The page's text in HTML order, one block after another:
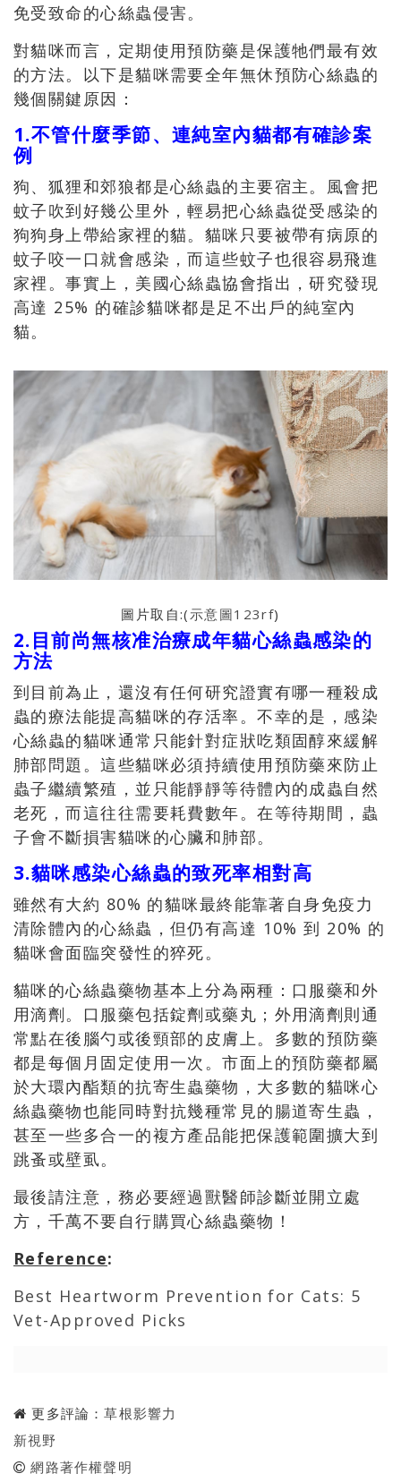
免受致命的心絲蟲侵害。
對貓咪而言，定期使用預防藥是保護牠們最有效
的方法。以下是貓咪需要全年無休預防心絲蟲的
幾個關鍵原因：
1.不管什麼季節、連純室內貓都有確診案
例
狗、狐狸和郊狼都是心絲蟲的主要宿主。風會把
蚊子吹到好幾公里外，輕易把心絲蟲從受感染的
狗狗身上帶給家裡的貓。貓咪只要被帶有病原的
蚊子咬一口就會感染，而這些蚊子也很容易飛進
家裡。事實上，美國心絲蟲協會指出，研究發現
高達 25% 的確診貓咪都是足不出戶的純室內
貓。
圖片取自:( 示意圖123rf)
2.目前尚無核准治療成年貓心絲蟲感染的
方法
到目前為止，還沒有任何研究證實有哪一種殺成
蟲的療法能提高貓咪的存活率。不幸的是，感染
心絲蟲的貓咪通常只能針對症狀吃類固醇來緩解
肺部問題。這些貓咪必須持續使用預防藥來防止
蟲子繼續繁殖，並只能靜靜等待體內的成蟲自然
老死，而這往往需要耗費數年。在等待期間，蟲
子會不斷損害貓咪的心臟和肺部。
3.貓咪感染心絲蟲的致死率相對高
雖然有大約 80% 的貓咪最終能靠著自身免疫力
清除體內的心絲蟲，但仍有高達 10% 到 20% 的
貓咪會面臨突發性的猝死。
貓咪的心絲蟲藥物基本上分為兩種：口服藥和外
用滴劑。口服藥包括錠劑或藥丸；外用滴劑則通
常點在後腦勺或後頸部的皮膚上。多數的預防藥
都是每個月固定使用一次。市面上的預防藥都屬
於大環內酯類的抗寄生蟲藥物，大多數的貓咪心
絲蟲藥物也能同時對抗幾種常見的腸道寄生蟲，
甚至一些多合一的複方產品能把保護範圍擴大到
跳蚤或壁虱。
最後請注意，務必要經過獸醫師診斷並開立處
方，千萬不要自行購買心絲蟲藥物！
Reference:
Best Heartworm Prevention for Cats: 5
Vet-Approved Picks
更多評論：草根影響力
新視野
網路著作權聲明